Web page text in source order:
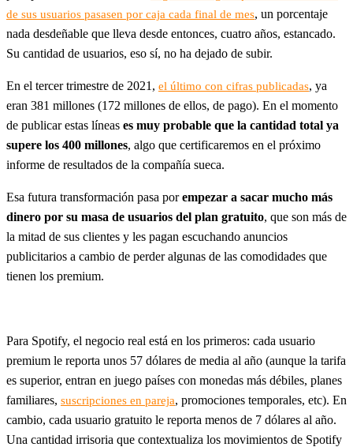
de sus usuarios pasasen por caja cada final de mes, un porcentaje
nada desdeñable que lleva desde entonces, cuatro años, estancado.
Su cantidad de usuarios, eso sí, no ha dejado de subir.
En el tercer trimestre de 2021, el último con cifras publicadas, ya
eran 381 millones (172 millones de ellos, de pago). En el momento
de publicar estas líneas es muy probable que la cantidad total ya
supere los 400 millones, algo que certificaremos en el próximo
informe de resultados de la compañía sueca.
Esa futura transformación pasa porempezar a sacar mucho más
dinero por su masa de usuarios del plan gratuito, que son más de
la mitad de sus clientes y les pagan escuchando anuncios
publicitarios a cambio de perder algunas de las comodidades que
tienen los premium.
Para Spotify, el negocio real está en los primeros: cada usuario
premium le reporta unos 57 dólares de media al año (aunque la tarifa
es superior, entran en juego países con monedas más débiles, planes
familiares, suscripciones en pareja, promociones temporales, etc). En
cambio, cada usuario gratuito le reporta menos de 7 dólares al año.
Una cantidad irrisoria que contextualiza los movimientos de Spotify